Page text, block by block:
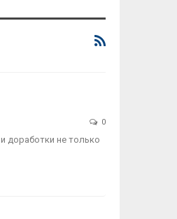
0
доработки не только